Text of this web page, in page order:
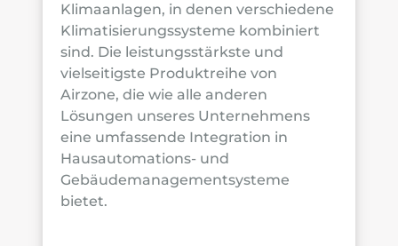
Klimaanlagen, in denen verschiedene
Klimatisierungssysteme kombiniert
sind. Die leistungsstärkste und
vielseitigste Produktreihe von
Airzone, die wie alle anderen
Lösungen unseres Unternehmens
eine umfassende Integration in
Hausautomations- und
Gebäudemanagementsysteme
bietet.